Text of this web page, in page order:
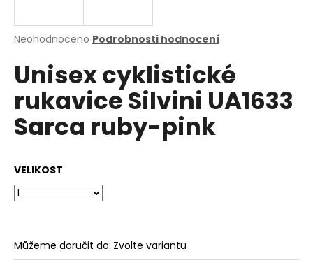
Průměrné
produktu
je
5
hvězdiček.
Neohodnoceno Podrobnosti hodnocení
Unisex cyklistické
rukavice Silvini UA1633
Sarca ruby-pink
VELIKOST
Můžeme doručit do: Zvolte variantu
j
t
?
o
p